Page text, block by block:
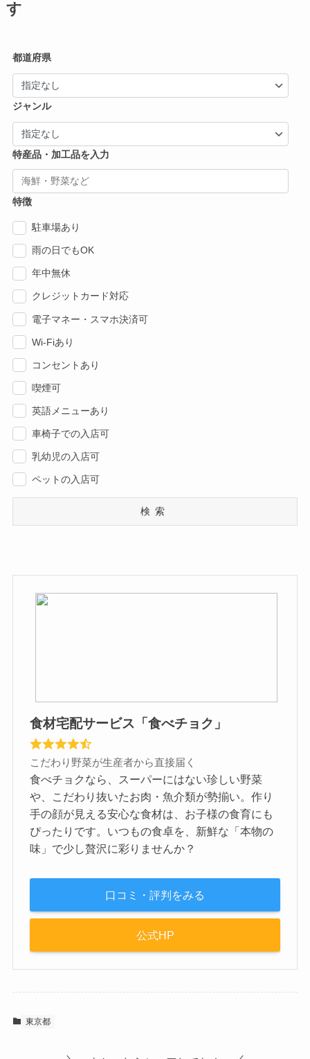
す
都道府県
ジャンル
特産品・加工品を入力
特徴
駐車場あり
雨の日でもOK
年中無休
クレジットカード対応
電子マネー・スマホ決済可
Wi-Fiあり
コンセントあり
喫煙可
英語メニューあり
車椅子での入店可
乳幼児の入店可
ペットの入店可
検索
食材宅配サービス「食べチョク」
こだわり野菜が生産者から直接届く
食べチョクなら、スーパーにはない珍しい野菜
や、こだわり抜いたお肉・魚介類が勢揃い。作り
手の顔が見える安心な食材は、お子様の食育にも
ぴったりです。いつもの食卓を、新鮮な「本物の
味」で少し贅沢に彩りませんか？
口コミ・評判をみる
公式HP
東京都